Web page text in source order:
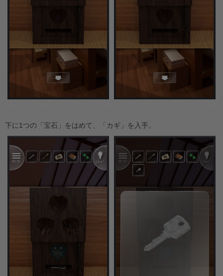
下に1つの「宝石」をはめて、「カギ」を入手。